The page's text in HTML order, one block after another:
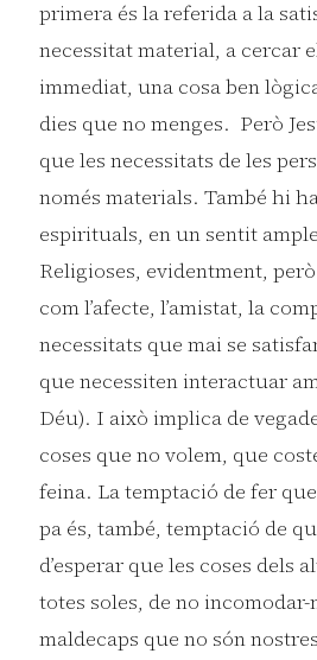
primera és la referida a la
necessitat material, a cercar
immediat, una cosa ben
dies que no menges. Però
que les necessitats de les
només materials. També hi
espirituals, en un sentit
Religioses, evidentment,
com l’afecte, l’amistat, la
necessitats que mai se
que necessiten interactuar
Déu). I això implica de
coses que no volem, que
feina. La temptació de fer
pa és, també, temptació de
d’esperar que les coses dels
totes soles, de no incomodar-
maldecaps que no són